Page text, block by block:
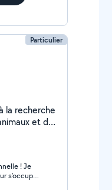
Particulier
la recherche
et de
! Je
s’occuper